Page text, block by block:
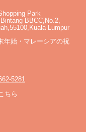
Park
BBCC,No.2,
Lumpur
年始・マレーシアの祝
5281
ちら